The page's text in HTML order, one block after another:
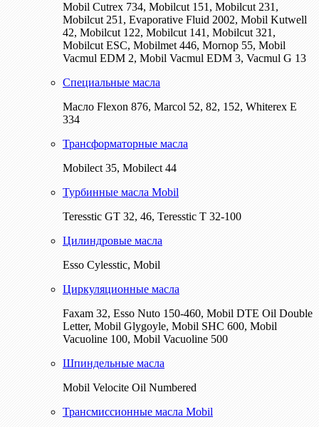
Mobil Cutrex 734, Mobilcut 151, Mobilcut 231,
Mobilcut 251, Evaporative Fluid 2002, Mobil Kutwell
42, Mobilcut 122, Mobilcut 141, Mobilcut 321,
Mobilcut ESC, Mobilmet 446, Mornop 55, Mobil
Vacmul EDM 2, Mobil Vacmul EDM 3, Vacmul G 13
Специальные масла
Масло Flexon 876, Marcol 52, 82, 152, Whiterex E
334
Трансформаторные масла
Mobilect 35, Mobilect 44
Турбинные масла Mobil
Teresstic GT 32, 46, Teresstic T 32-100
Цилиндровые масла
Esso Cylesstic, Mobil
Циркуляционные масла
Faxam 32, Esso Nuto 150-460, Mobil DTE Oil Double
Letter, Mobil Glygoyle, Mobil SHC 600, Mobil
Vacuoline 100, Mobil Vacuoline 500
Шпиндельные масла
Mobil Velocite Oil Numbered
Трансмиссионные масла Mobil